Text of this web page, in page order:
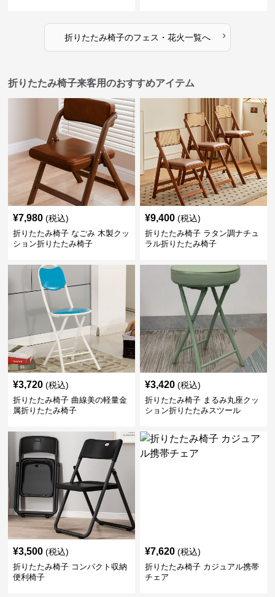
折りたたみ椅子のフェス・花火一覧へ ›
折りたたみ椅子来客用のおすすめアイテム
¥7,980 (税込)
折りたたみ椅子 なごみ 木製クッ
ション折りたたみ椅子
¥9,400 (税込)
折りたたみ椅子 ラタン調ナチュ
ラル折りたたみ椅子
¥3,720 (税込)
折りたたみ椅子 曲線美の軽量金
属折りたたみ椅子
¥3,420 (税込)
折りたたみ椅子 まるみ丸座クッ
ション折りたたみスツール
¥3,500 (税込)
折りたたみ椅子 コンパクト収納
便利椅子
¥7,620 (税込)
折りたたみ椅子 カジュアル携帯
チェア